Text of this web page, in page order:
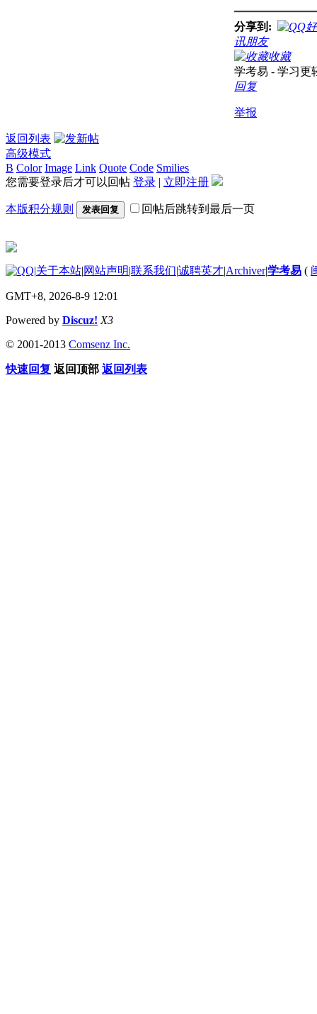
分享到:
讯朋友
收藏
学考易 - 学习更
回复
举报
返回列表
高级模式
B Color Image Link Quote Code Smilies
您需要登录后才可以回帖 登录 | 立即注册
本版积分规则 发表回复 回帖后跳转到最后一页
|关于本站|网站声明|联系我们|诚聘英才|Archiver|学考易 (
GMT+8, 2026-8-9 12:01
Powered by Discuz! X3
© 2001-2013 Comsenz Inc.
快速回复 返回顶部 返回列表